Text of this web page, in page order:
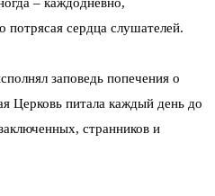
потрясая сердца слушателей.
заповедь попечения о
Церковь питала каждый день до
странников и